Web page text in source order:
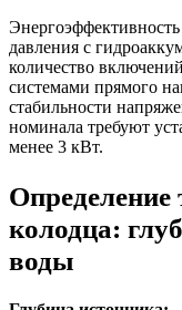
давления с
количество
системами прямого
стабильности
номинала требуют
менее 3 кВт.
Определение
колодца:
воды